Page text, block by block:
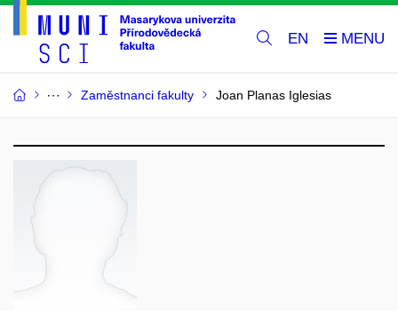
EN
Zaměstnanci fakulty Joan Planas Iglesias